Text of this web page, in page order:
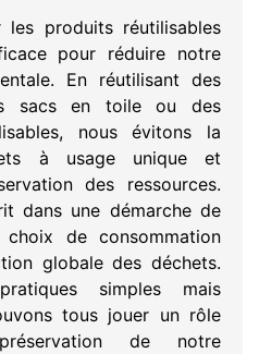
les produits réutilisables
pour réduire notre
En réutilisant des
sacs en toile ou des
nous évitons la
à usage unique et
des ressources.
dans une démarche de
de consommation
globale des déchets.
simples mais
tous jouer un rôle
de notre